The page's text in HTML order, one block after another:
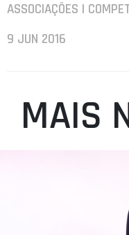
ASSOCIAÇÕES |
9 JUN 2016
MAIS